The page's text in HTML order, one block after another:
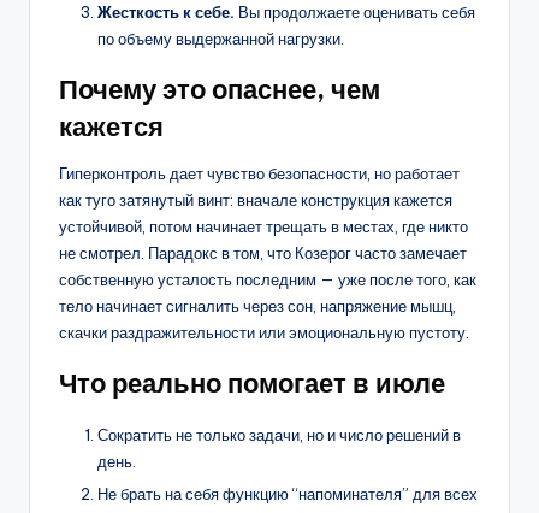
Жесткость к себе. Вы продолжаете оценивать себя
по объему выдержанной нагрузки.
Почему это опаснее, чем
кажется
Гиперконтроль дает чувство безопасности, но работает
как туго затянутый винт: вначале конструкция кажется
устойчивой, потом начинает трещать в местах, где никто
не смотрел. Парадокс в том, что Козерог часто замечает
собственную усталость последним — уже после того, как
тело начинает сигналить через сон, напряжение мышц,
скачки раздражительности или эмоциональную пустоту.
Что реально помогает в июле
Сократить не только задачи, но и число решений в
день.
Не брать на себя функцию “напоминателя” для всех